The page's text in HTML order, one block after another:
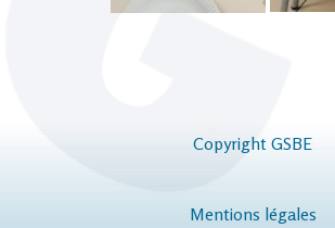
Copyright GSBE
Mentions légales